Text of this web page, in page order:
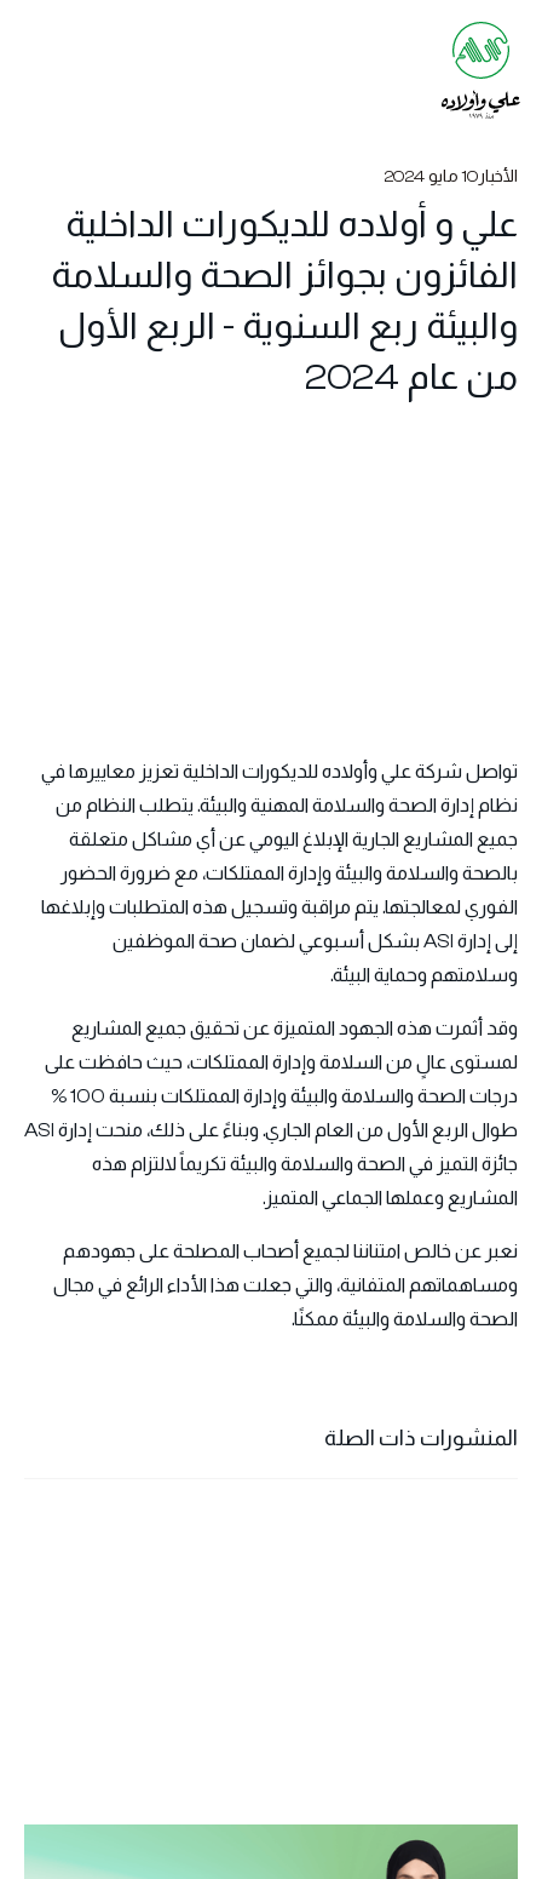
الأخبار10 مايو 2024
علي و أولاده للديكورات الداخلية
الفائزون بجوائز الصحة والسلامة
والبيئة ربع السنوية - الربع الأول
من عام 2024
تواصل شركة علي وأولاده للديكورات الداخلية تعزيز معاييرها في
نظام إدارة الصحة والسلامة المهنية والبيئة. يتطلب النظام من
جميع المشاريع الجارية الإبلاغ اليومي عن أي مشاكل متعلقة
بالصحة والسلامة والبيئة وإدارة الممتلكات، مع ضرورة الحضور
الفوري لمعالجتها. يتم مراقبة وتسجيل هذه المتطلبات وإبلاغها
إلى إدارة ASI بشكل أسبوعي لضمان صحة الموظفين
وسلامتهم وحماية البيئة.
وقد أثمرت هذه الجهود المتميزة عن تحقيق جميع المشاريع
لمستوى عالٍ من السلامة وإدارة الممتلكات، حيث حافظت على
درجات الصحة والسلامة والبيئة وإدارة الممتلكات بنسبة 100 %
طوال الربع الأول من العام الجاري. وبناءً على ذلك، منحت إدارة ASI
جائزة التميز في الصحة والسلامة والبيئة تكريماً لالتزام هذه
المشاريع وعملها الجماعي المتميز.
نعبر عن خالص امتناننا لجميع أصحاب المصلحة على جهودهم
ومساهماتهم المتفانية، والتي جعلت هذا الأداء الرائع في مجال
الصحة والسلامة والبيئة ممكنًا.
المنشورات ذات الصلة